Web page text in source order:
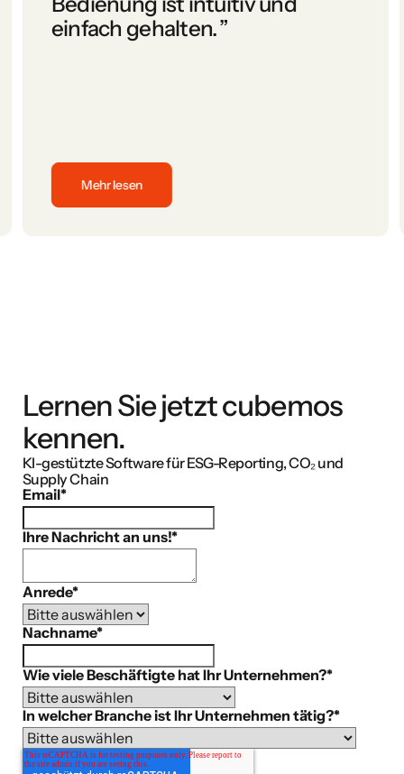
einfach gehalten.”
Mehr lesen
Lernen Sie jetzt cubemos
kennen.
KI-gestützte Software für ESG-Reporting, CO₂ und
Supply Chain
Email*
Ihre Nachricht an uns!*
Anrede*
Nachname*
Wie viele Beschäftigte hat Ihr Unternehmen?*
In welcher Branche ist Ihr Unternehmen tätig?*